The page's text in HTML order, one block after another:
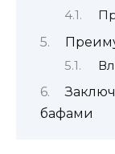
бафами